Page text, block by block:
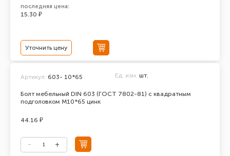
последняя цена:
15.30 ₽
Уточнить цену
Болт мебельный DIN 603 (ГОСТ 7802-81) с квадратным
подголовком М10*65 цинк
Артикул: 603- 10*65 Ед. изм. шт.
44.16 ₽